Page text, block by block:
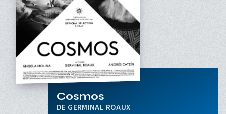
Cosmos
GERMINAL ROAUX